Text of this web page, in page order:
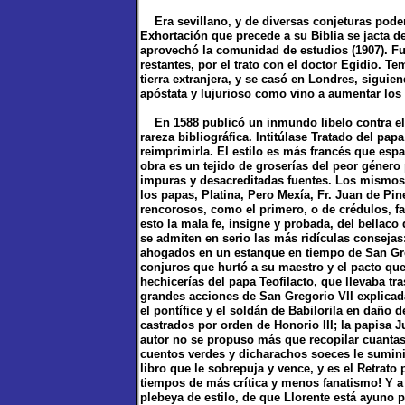
Era sevillano, y de diversas conjeturas
Exhortación que precede a su Biblia se jacta
aprovechó la comunidad de estudios (1907).
restantes, por el trato con el doctor Egidio.
tierra extranjera, y se casó en Londres,
apóstata y lujurioso como vino a aumentar los
En 1588 publicó un inmundo libelo contra
rareza bibliográfica. Intitúlase Tratado del
reimprimirla. El estilo es más francés que
obra es un tejido de groserías del peor
impuras y desacreditadas fuentes. Los
los papas, Platina, Pero Mexía, Fr. Juan de
rencorosos, como el primero, o de crédulos,
esto la mala fe, insigne y probada, del bellaco
se admiten en serio las más ridículas
ahogados en un estanque en tiempo de San
conjuros que hurtó a su maestro y el pacto
hechicerías del papa Teofilacto, que llevaba
grandes acciones de San Gregorio VII
el pontífice y el soldán de Babilorila en daño
castrados por orden de Honorio III; la papisa
autor no se propuso más que recopilar
cuentos verdes y dicharachos soeces le
libro que le sobrepuja y vence, y es el
tiempos de más crítica y menos fanatismo! Y
plebeya de estilo, de que Llorente está ayuno